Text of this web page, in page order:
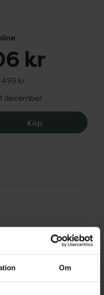
Om
kr
499 kr
december
KöpElvie Pump
Dölj
enkelt att placera
effektivt sug.Finns i